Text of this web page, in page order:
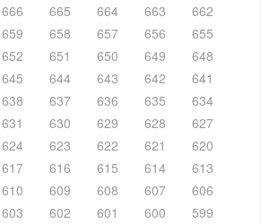
666 665 664 663
662
659 658 657 656
655
652 651 650 649
648
645 644 643 642
641
638 637 636 635
634
631 630 629 628
627
624 623 622 621
620
617 616 615 614
613
610 609 608 607
606
603 602 601 600
599